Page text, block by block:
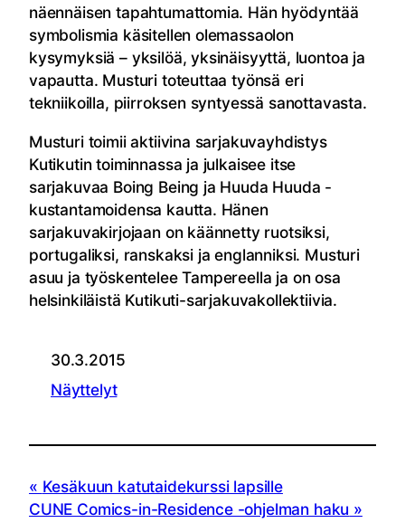
näennäisen tapahtumattomia. Hän hyödyntää
symbolismia käsitellen olemassaolon
kysymyksiä – yksilöä, yksinäisyyttä, luontoa ja
vapautta. Musturi toteuttaa työnsä eri
tekniikoilla, piirroksen syntyessä sanottavasta.
Musturi toimii aktiivina sarjakuvayhdistys
Kutikutin toiminnassa ja julkaisee itse
sarjakuvaa Boing Being ja Huuda Huuda -
kustantamoidensa kautta. Hänen
sarjakuvakirjojaan on käännetty ruotsiksi,
portugaliksi, ranskaksi ja englanniksi. Musturi
asuu ja työskentelee Tampereella ja on osa
helsinkiläistä Kutikuti-sarjakuvakollektiivia.
30.3.2015
Näyttelyt
Kesäkuun katutaidekurssi lapsille
CUNE Comics-in-Residence -ohjelman haku